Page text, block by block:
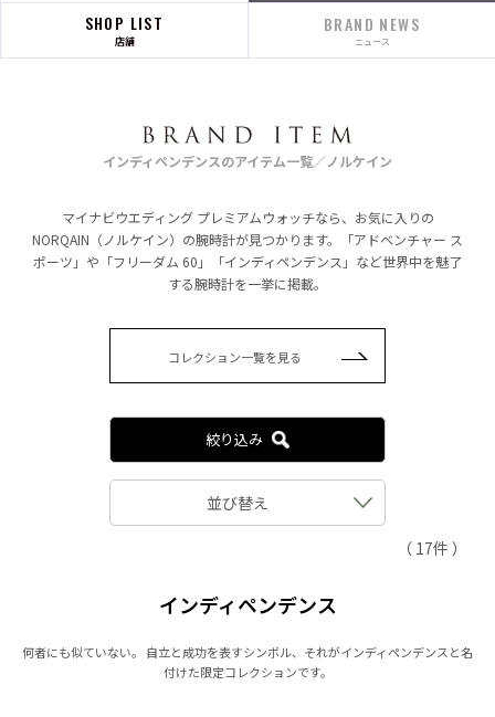
SHOP LIST
店舗
BRAND NEWS
ニュース
インディペンデンスのアイテム一覧／ノルケイン
マイナビウエディング プレミアムウォッチなら、お気に入りの
NORQAIN（ノルケイン）の腕時計が見つかります。「アドベンチャー ス
ポーツ」や「フリーダム 60」「インディペンデンス」など世界中を魅了
する腕時計を一挙に掲載。
コレクション一覧を見る
絞り込み
並び替え
（ 17件 ）
インディペンデンス
何者にも似ていない。 自立と成功を表すシンボル、それがインディペンデンスと名
付けた限定コレクションです。